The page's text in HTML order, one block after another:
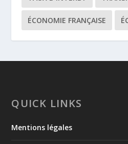
ÉCONOMIE FRANÇAISE
QUICK LINKS
Mentions légales